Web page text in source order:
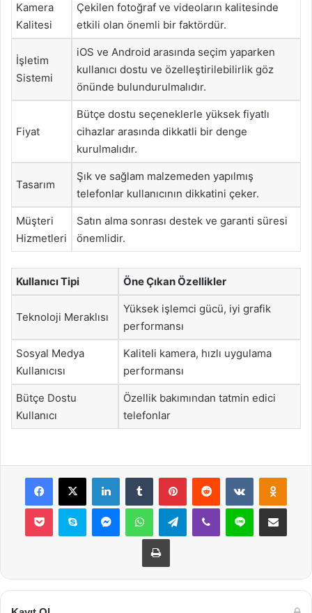
Kamera
Kalitesi
Çekilen fotoğraf ve videoların kalitesinde
etkili olan önemli bir faktördür.
İşletim
Sistemi
iOS ve Android arasında seçim yaparken
kullanıcı dostu ve özelleştirilebilirlik göz
önünde bulundurulmalıdır.
Fiyat
Bütçe dostu seçeneklerle yüksek fiyatlı
cihazlar arasında dikkatli bir denge
kurulmalıdır.
Tasarım
Şık ve sağlam malzemeden yapılmış
telefonlar kullanıcının dikkatini çeker.
Müşteri
Hizmetleri
Satın alma sonrası destek ve garanti süresi
önemlidir.
Kullanıcı Tipi Öne Çıkan Özellikler
Teknoloji Meraklısı
Yüksek işlemci gücü, iyi grafik
performansı
Sosyal Medya
Kullanıcısı
Kaliteli kamera, hızlı uygulama
performansı
Bütçe Dostu
Kullanıcı
Özellik bakımından tatmin edici
telefonlar
Facebook
X LinkedInTumblr PinterestReddit VKontakte
Pocket Skype MessengerWhatsAppTelegramViber Line E-Posta ile
Yazdır